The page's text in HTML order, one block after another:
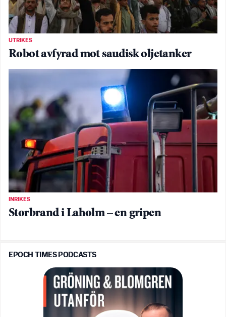
UTRIKES
Robot avfyrad mot saudisk oljetanker
INRIKES
Storbrand i Laholm – en gripen
EPOCH TIMES PODCASTS